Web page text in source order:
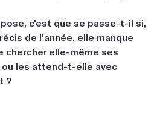
c'est que se passe-t-il si,
de l'année, elle manque
chercher elle-même ses
les attend-t-elle avec
?